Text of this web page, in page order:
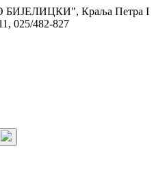
БИЈЕЛИЦКИ", Краља Петра I
025/482-827